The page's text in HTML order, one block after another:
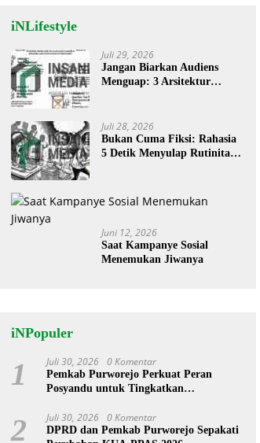
iNLifestyle
Juli 29, 2026
Jangan Biarkan Audiens
Menguap: 3 Arsitektur
Juli 28, 2026
Bukan Cuma Fiksi: Rahasia
5 Detik Menyulap Rutinitas
Juni 12, 2026
Saat Kampanye Sosial
Menemukan Jiwanya
iNPopuler
1 Juli 30, 2026 0 Komentar
Pemkab Purworejo Perkuat Peran
Posyandu untuk Tingkatkan
2 Juli 30, 2026 0 Komentar
DPRD dan Pemkab Purworejo Sepakati